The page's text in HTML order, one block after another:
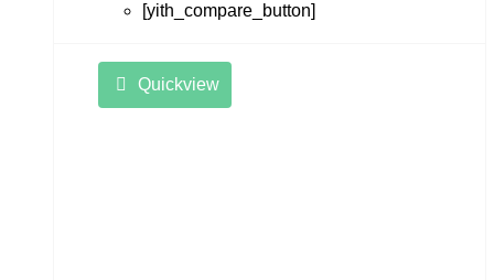
[yith_compare_button]
Quickview